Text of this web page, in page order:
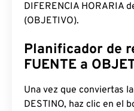
DIFERENCIA HORARIA
(OBJETIVO).
Planificador de
FUENTE a
Una vez que conviertas
DESTINO, haz clic en el